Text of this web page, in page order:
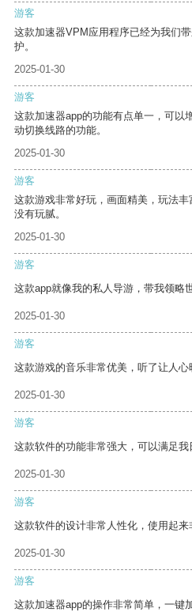
游客
这款加速器VPM应用程序已经为我们
护。
2025-01-30
游客
这款加速器app的功能有点单一，可以
动切换线路的功能。
2025-01-30
游客
这款游戏非常好玩，画面精美，玩法
没有玩腻。
2025-01-30
游客
这款app就像我的私人导游，带我领略
2025-01-30
游客
这款游戏的音乐非常优美，听了让人心
2025-01-30
游客
这款软件的功能非常强大，可以满足我
2025-01-30
游客
这款软件的设计非常人性化，使用起来
2025-01-30
游客
这款加速器app的操作非常简单，一键